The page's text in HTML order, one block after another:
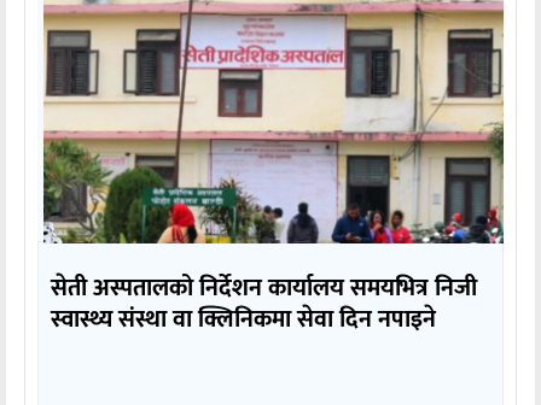
सेती अस्पतालको निर्देशन कार्यालय समयभित्र निजी
स्वास्थ्य संस्था वा क्लिनिकमा सेवा दिन नपाइने